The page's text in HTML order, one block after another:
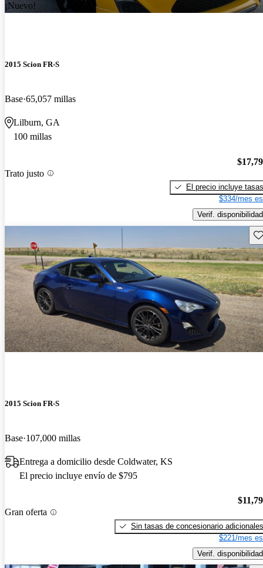
¡Nuevo!
2015 Scion FR-S
Base 65,057 millas
Lilburn, GA
100 millas
Trato justo
El precio incluye tasas
$334/mes
Verif. disponibilidad
2015 Scion FR-S
Base 107,000 millas
Entrega a domicilio desde Coldwater, KS
El precio incluye envío de $795
Gran oferta
Sin tasas de concesionario adicionales
$221/mes
Verif. disponibilidad